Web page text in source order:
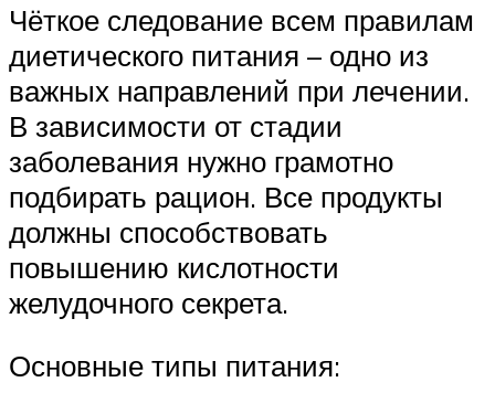
Чёткое следование всем правилам
диетического питания – одно из
важных направлений при лечении.
В зависимости от стадии
заболевания нужно грамотно
подбирать рацион. Все продукты
должны способствовать
повышению кислотности
желудочного секрета.
Основные типы питания: